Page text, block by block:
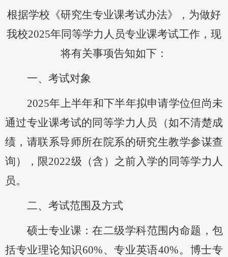
根据学校 《研究生专业课考试办法》 ， 为做好
我校2025年同等学力人员专业课考试工作，现
将有关事项告知如下：
一、考试对象
2025年上半年和下半年拟申请学位但尚未
通过专业课考试的同等学力人员
（如不清楚成
绩，请联系导师所在院系的研究生教学参谋查
询），限2022级（含）之前入学的同等学力人
员。
二、考试范围及方式
硕士专业课：在二级学科范围内命题，包
括专业理论知识60%、专业英语40%。博士专